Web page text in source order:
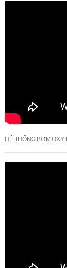
HỆ THỐNG BƠM OXY